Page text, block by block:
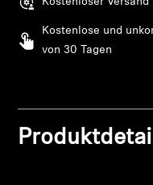
Entdecken
Kostenlose und
von 30 Tagen
Anmeldung